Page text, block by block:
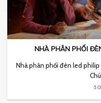
NHÀ PHÂN PHỐI
Nhà phân phối đèn led
5